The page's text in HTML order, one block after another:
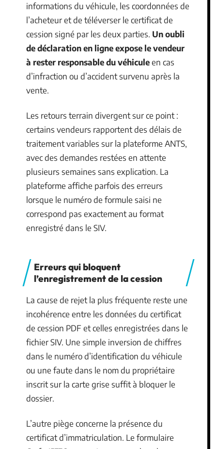
informations du véhicule, les coordonnées de
l’acheteur et de téléverser le certificat de
cession signé par les deux parties. Un oubli
de déclaration en ligne expose le vendeur
à rester responsable du véhiculeen cas
d’infraction ou d’accident survenu après la
vente.
Les retours terrain divergent sur ce point :
certains vendeurs rapportent des délais de
traitement variables sur la plateforme ANTS,
avec des demandes restées en attente
plusieurs semaines sans explication. La
plateforme affiche parfois des erreurs
lorsque le numéro de formule saisi ne
correspond pas exactement au format
enregistré dans le SIV.
Erreurs qui bloquent
l’enregistrement de la cession
La cause de rejet la plus fréquente reste une
incohérence entre les données du certificat
de cession PDF et celles enregistrées dans le
fichier SIV. Une simple inversion de chiffres
dans le numéro d’identification du véhicule
ou une faute dans le nom du propriétaire
inscrit sur la carte grise suffit à bloquer le
dossier.
L’autre piège concerne la présence du
certificat d’immatriculation. Le formulaire